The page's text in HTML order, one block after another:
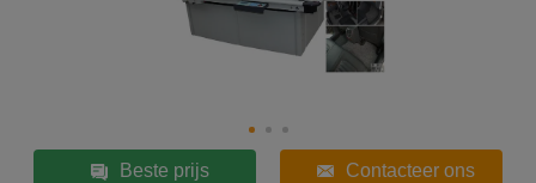
Beste prijs Contacteer ons